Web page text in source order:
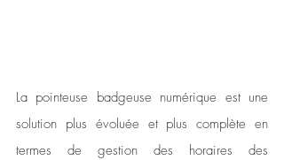
La pointeuse badgeuse numérique est une
solution plus évoluée et plus complète en
termes de gestion des horaires des